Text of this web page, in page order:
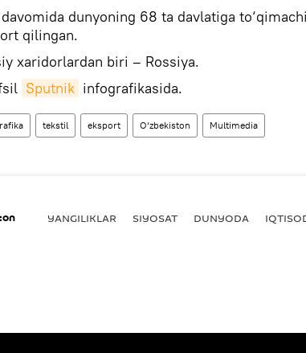
dunyoning 68 ta davlatiga
qilingan.
xaridorlardan biri – Rossiya.
Sputnik infografikasida.
tekstil eksport O‘zbekiston Multimedia
YANGILIKLAR SIYOSAT DUNYODA